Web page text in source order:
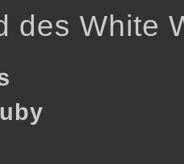
des White